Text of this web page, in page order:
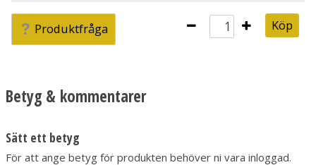
Produktfråga Köp
Betyg & kommentarer
Sätt ett betyg
För att ange betyg för produkten behöver ni vara inloggad.